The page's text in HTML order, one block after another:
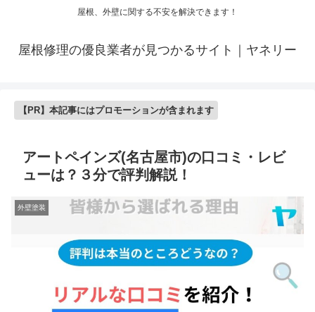
屋根、外壁に関する不安を解決できます！
屋根修理の優良業者が見つかるサイト｜ヤネリー
【PR】本記事にはプロモーションが含まれます
アートペインズ(名古屋市)の口コミ・レビ
ューは？３分で評判解説！
外壁塗装